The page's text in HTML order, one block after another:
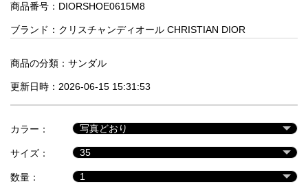
人
気
商
セ
ル
品
商品番号：DIORSHOE0615M8
ブランド： クリスチャンディオール CHRISTIAN DIOR
商品の分類： サンダル
更新日時：2026-06-15 15:31:53
カラー：
サイズ：
数量：